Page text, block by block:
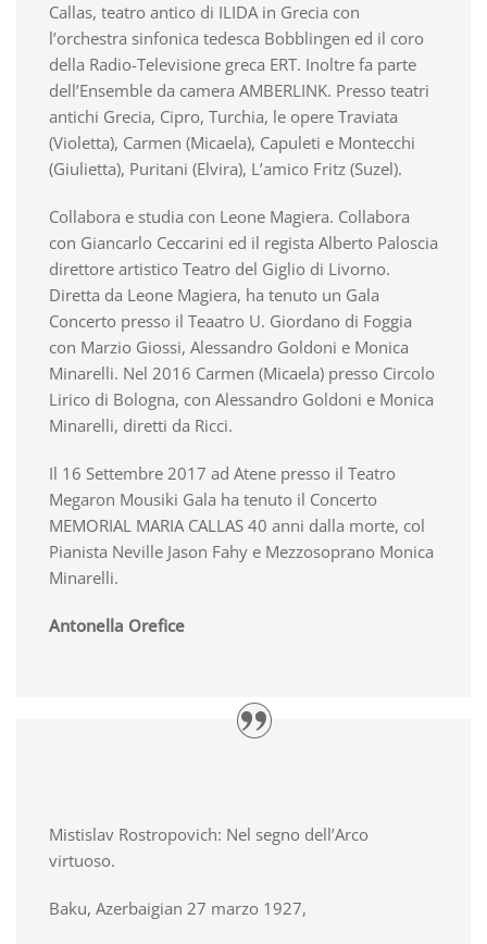
Callas, teatro antico di ILIDA in Grecia con
l’orchestra sinfonica tedesca Bobblingen ed il coro
della Radio-Televisione greca ERT. Inoltre fa parte
dell’Ensemble da camera AMBERLINK. Presso teatri
antichi Grecia, Cipro, Turchia, le opere Traviata
(Violetta), Carmen (Micaela), Capuleti e Montecchi
(Giulietta), Puritani (Elvira), L’amico Fritz (Suzel).
Collabora e studia con Leone Magiera. Collabora
con Giancarlo Ceccarini ed il regista Alberto Paloscia
direttore artistico Teatro del Giglio di Livorno.
Diretta da Leone Magiera, ha tenuto un Gala
Concerto presso il Teaatro U. Giordano di Foggia
con Marzio Giossi, Alessandro Goldoni e Monica
Minarelli. Nel 2016 Carmen (Micaela) presso Circolo
Lirico di Bologna, con Alessandro Goldoni e Monica
Minarelli, diretti da Ricci.
Il 16 Settembre 2017 ad Atene presso il Teatro
Megaron Mousiki Gala ha tenuto il Concerto
MEMORIAL MARIA CALLAS 40 anni dalla morte, col
Pianista Neville Jason Fahy e Mezzosoprano Monica
Minarelli.
Antonella Orefice
Mistislav Rostropovich: Nel segno dell’Arco
virtuoso.
Baku, Azerbaigian 27 marzo 1927,